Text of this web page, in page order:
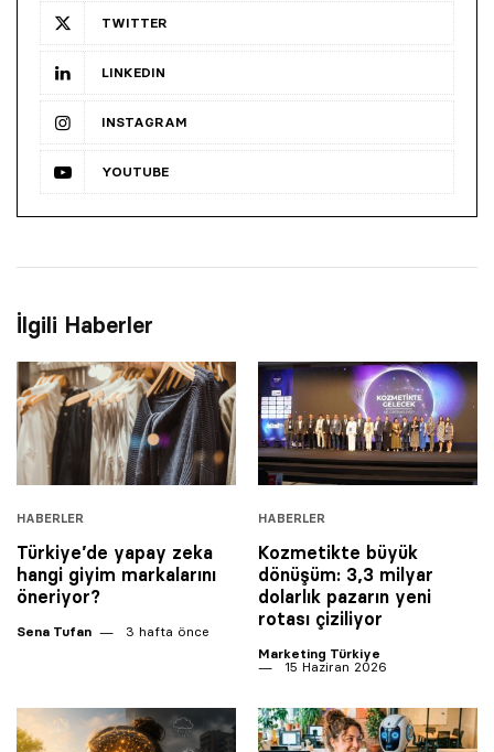
TWITTER
LINKEDIN
INSTAGRAM
YOUTUBE
İlgili Haberler
HABERLER
Türkiye’de yapay zeka
hangi giyim markalarını
öneriyor?
Sena Tufan 3 hafta önce
HABERLER
Kozmetikte büyük
dönüşüm: 3,3 milyar
dolarlık pazarın yeni
rotası çiziliyor
Marketing Türkiye
15 Haziran 2026